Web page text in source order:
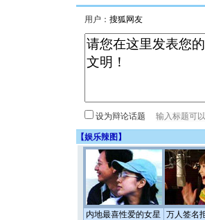
用户：
设为辩论话题
【娱乐辣图 】
内地最喜性爱的女星 万人签名